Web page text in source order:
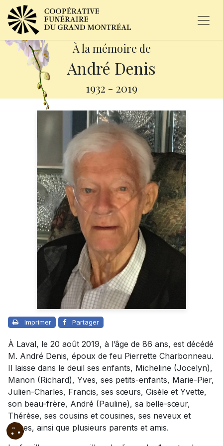
À la mémoire de
André Denis
1932 - 2019
Imprimer Partager
À Laval, le 20 août 2019, à l’âge de 86 ans, est décédé
M. André Denis, époux de feu Pierrette Charbonneau.
Il laisse dans le deuil ses enfants, Micheline (Jocelyn),
Manon (Richard), Yves, ses petits-enfants, Marie-Pier,
Julien-Charles, Francis, ses sœurs, Gisèle et Yvette,
son beau-frère, André (Pauline), sa belle-sœur,
Thérèse, ses cousins et cousines, ses neveux et
nièces, ainsi que plusieurs parents et amis.